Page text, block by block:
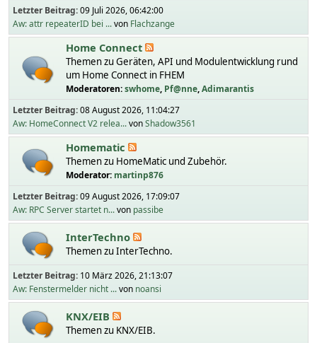
Letzter Beitrag:09 Juli 2026, 06:42:00
Aw: attr repeaterID bei ...von Flachzange
Home Connect
Themen zu Geräten, API und Modulentwicklung rund
um Home Connect in FHEM
Moderatoren:swhome, Pf@nne,Adimarantis
Letzter Beitrag:08 August 2026, 11:04:27
Aw: HomeConnect V2 relea...vonShadow3561
Homematic
Themen zu HomeMatic und Zubehör.
Moderator: martinp876
Letzter Beitrag:09 August 2026, 17:09:07
Aw: RPC Server startet n...von passibe
InterTechno
Themen zu InterTechno.
Letzter Beitrag: 10 März 2026, 21:13:07
Aw: Fenstermelder nicht ...von noansi
KNX/EIB
Themen zu KNX/EIB.